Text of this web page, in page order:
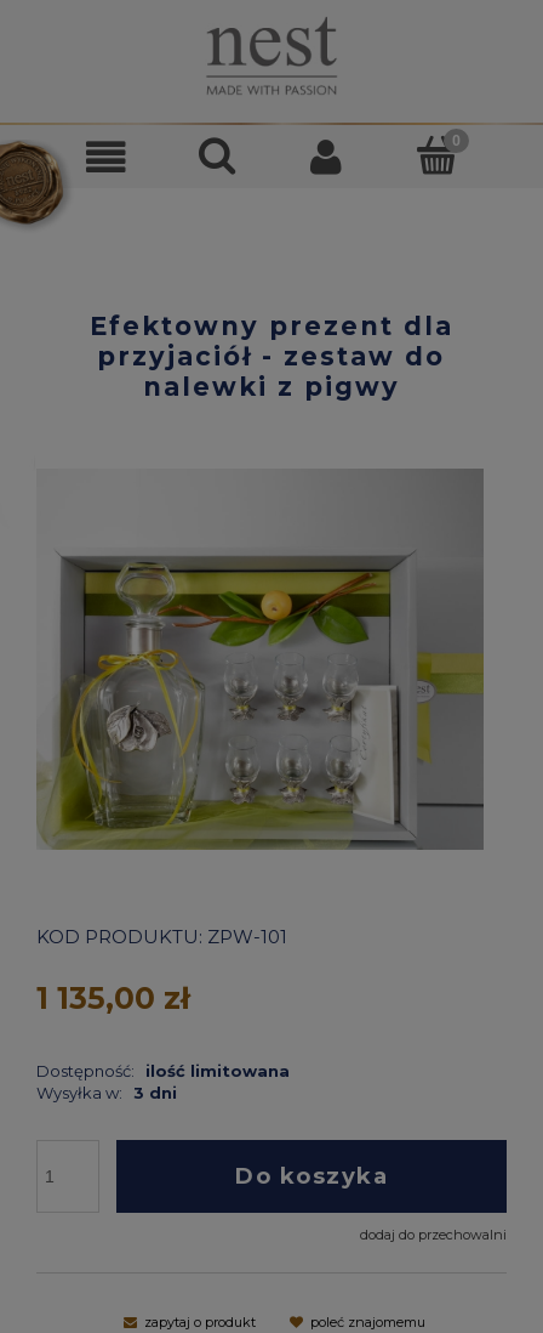
Efektowny prezent dla
przyjaciół - zestaw do
nalewki z pigwy
KOD PRODUKTU: ZPW-101
Dostępność:
ilość limitowana
Wysyłka w:
3 dni
1 135,00 zł
Do koszyka
dodaj do przechowalni
zapytaj o produkt poleć znajomemu